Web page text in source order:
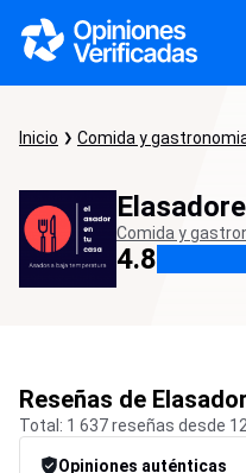
Inicio Comida y
Comida y
4.8
Reseñas de
Total: 1 637 reseñas desde
Opiniones auténticas